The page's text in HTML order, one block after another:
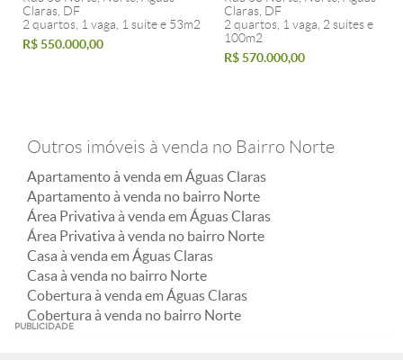
Claras, DF
2 quartos, 1 vaga, 1 suite e 53m2
R$ 550.000,00
Claras, DF
2 quartos, 1 vaga, 2 suites e
100m2
R$ 570.000,00
Outros imóveis à venda no Bairro Norte
Apartamento à venda em Águas Claras
Apartamento à venda no bairro Norte
Área Privativa à venda em Águas Claras
Área Privativa à venda no bairro Norte
Casa à venda em Águas Claras
Casa à venda no bairro Norte
Cobertura à venda em Águas Claras
Cobertura à venda no bairro Norte
PUBLICIDADE